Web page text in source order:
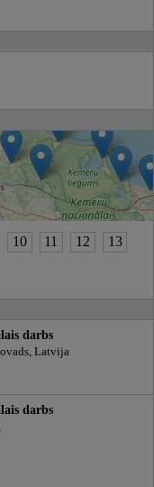
10 11 12
13
darbs
Latvija
darbs